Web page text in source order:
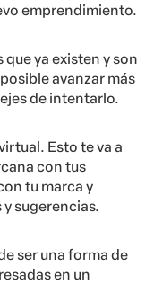
emprendimiento.
ya existen y son
avanzar más
de intentarlo.
Esto te va a
con tus
tu marca y
sugerencias.
ser una forma de
en un